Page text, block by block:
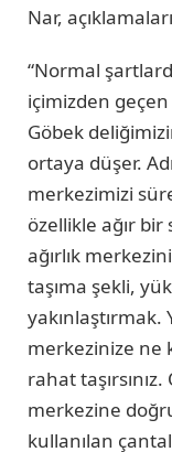
Nar,
“Normal
içimizden
Göbek
ortaya düşer.
merkezimizi
özellikle ağır bir
ağırlık
taşıma şekli,
yakınlaştırmak.
merkezinize ne
rahat
merkezine
kullanılan